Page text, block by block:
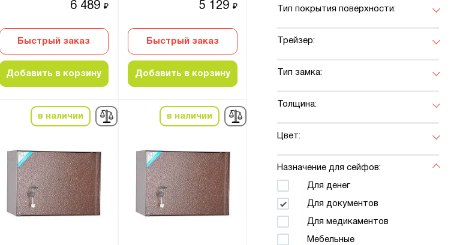
6 489₽
Быстрый заказ
Добавить в корзину
5 129 ₽
Быстрый заказ
Добавить в корзину
в наличии в наличии
Тип покрытия поверхности:
Трейзер:
Тип замка:
Толщина:
Цвет:
Назначение для сейфов:
Для денег
Для документов
Для медикаментов
Мебельные